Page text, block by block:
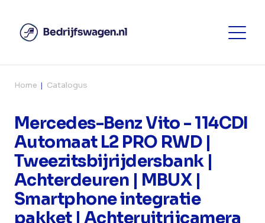
Home Catalogus
Mercedes-Benz Vito - 114CDI
Automaat L2 PRO RWD |
Tweezitsbijrijdersbank |
Achterdeuren | MBUX |
Smartphone integratie
pakket | Achteruitrijcamera